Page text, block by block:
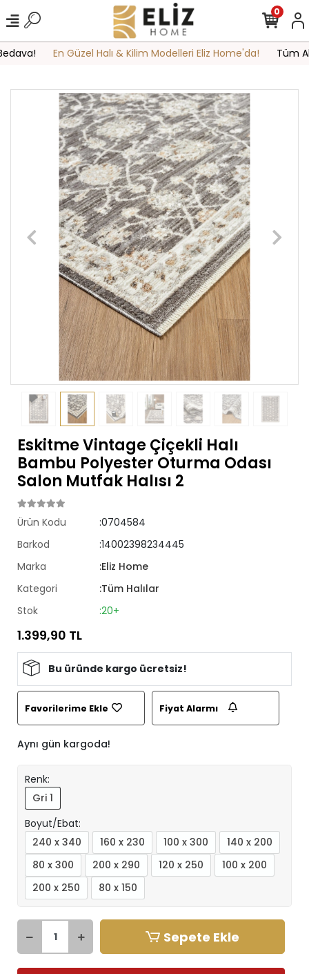
En Güzel Halı & Kilim Modelleri Eliz Home'da! Tüm
0
Eskitme Vintage Çiçekli Halı
Bambu Polyester Oturma Odası
Salon Mutfak Halısı 2
Ürün Kodu
:0704584
Barkod
:14002398234445
Marka
:Eliz Home
Kategori
:Tüm Halılar
Stok
:20+
1.399,90 TL
Bu üründe kargo ücretsiz!
Favorilerime Ekle Fiyat Alarmı
Aynı gün kargoda!
Renk:
Gri 1
Boyut/Ebat:
240 x 340
160 x 230 100 x 300
140 x 200
80 x 300
200 x 290 120 x 250
100 x 200
200 x 250
80 x 150
Sepete Ekle